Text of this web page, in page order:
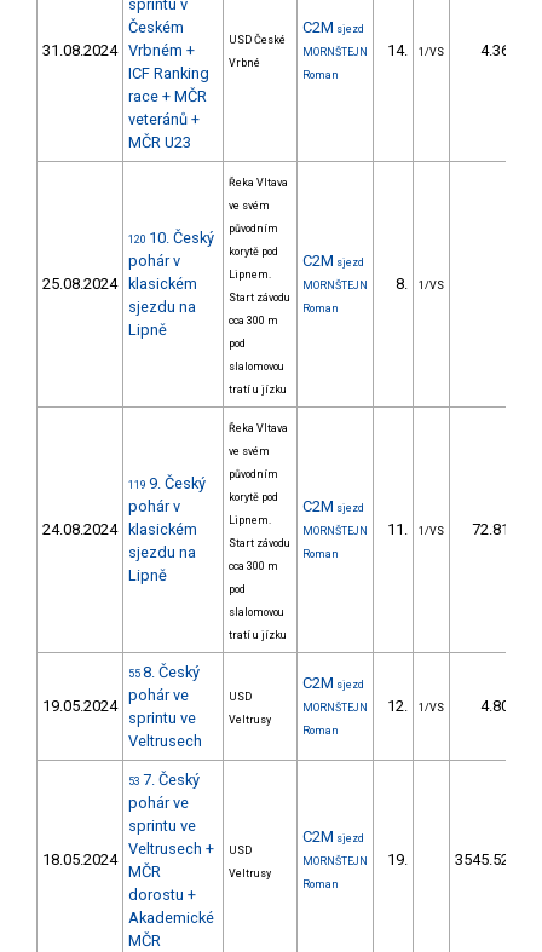
31.08.2024
sprintu v
Českém
Vrbném +
ICF Ranking
race + MČR
veteránů +
MČR U23
USD České
Vrbné
C2M sjezd
MORNŠTEJN
Roman
14. 1/VS 4.36
25.08.2024
120 10. Český
pohár v
klasickém
sjezdu na
Lipně
Řeka Vltava
ve svém
původním
korytě pod
Lipnem.
Start závodu
cca 300 m
pod
slalomovou
tratí u jízku
C2M sjezd
MORNŠTEJN
Roman
8. 1/VS
24.08.2024
119 9. Český
pohár v
klasickém
sjezdu na
Lipně
Řeka Vltava
ve svém
původním
korytě pod
Lipnem.
Start závodu
cca 300 m
pod
slalomovou
tratí u jízku
C2M sjezd
MORNŠTEJN
Roman
11. 1/VS 72.81
19.05.2024
55 8. Český
pohár ve
sprintu ve
Veltrusech
USD
Veltrusy
C2M sjezd
MORNŠTEJN
Roman
12. 1/VS 4.80
18.05.2024
53 7. Český
pohár ve
sprintu ve
Veltrusech +
MČR
dorostu +
Akademické
MČR
USD
Veltrusy
C2M sjezd
MORNŠTEJN
Roman
19. 3545.52